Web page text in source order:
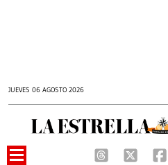
JUEVES 06 AGOSTO 2026